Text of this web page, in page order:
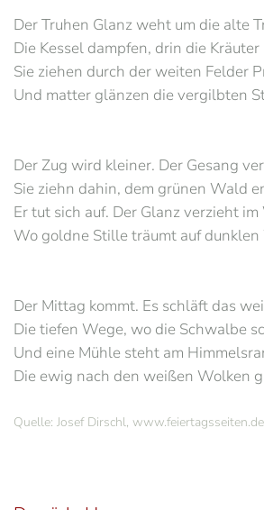
Der Truhen Glanz weht um die alte
Die Kessel dampfen, drin die Kräuter
Sie ziehen durch der weiten Felder
Und matter glänzen die vergilbten
Der Zug wird kleiner. Der Gesang
Sie ziehn dahin, dem grünen Wald
Er tut sich auf. Der Glanz verzieht
Wo goldne Stille träumt auf dunklen
Der Mittag kommt. Es schläft das
Die tiefen Wege, wo die Schwalbe
Und eine Mühle steht am
Die ewig nach den weißen Wolken
Quelle: Josef Dirschl, www.feiertagsseiten.de